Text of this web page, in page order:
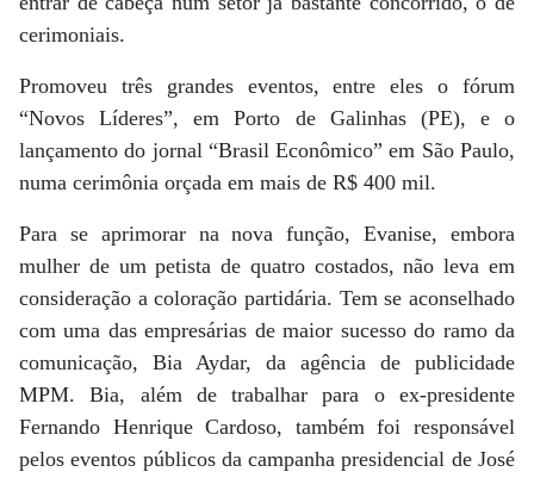
cerimoniais.
Promoveu três grandes eventos, entre eles o fórum
“Novos Líderes”, em Porto de Galinhas (PE), e o
lançamento do jornal “Brasil Econômico” em São Paulo,
numa cerimônia orçada em mais de R$ 400 mil.
Para se aprimorar na nova função, Evanise, embora
mulher de um petista de quatro costados, não leva em
consideração a coloração partidária. Tem se aconselhado
com uma das empresárias de maior sucesso do ramo da
comunicação, Bia Aydar, da agência de publicidade
MPM. Bia, além de trabalhar para o ex-presidente
Fernando Henrique Cardoso, também foi responsável
pelos eventos públicos da campanha presidencial de José